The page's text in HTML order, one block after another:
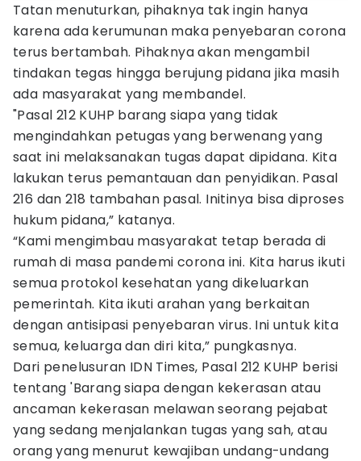
Tatan menuturkan, pihaknya tak ingin hanya
karena ada kerumunan maka penyebaran corona
terus bertambah. Pihaknya akan mengambil
tindakan tegas hingga berujung pidana jika masih
ada masyarakat yang membandel.
"Pasal 212 KUHP barang siapa yang tidak
mengindahkan petugas yang berwenang yang
saat ini melaksanakan tugas dapat dipidana. Kita
lakukan terus pemantauan dan penyidikan. Pasal
216 dan 218 tambahan pasal. Initinya bisa diproses
hukum pidana,” katanya.
“Kami mengimbau masyarakat tetap berada di
rumah di masa pandemi corona ini. Kita harus ikuti
semua protokol kesehatan yang dikeluarkan
pemerintah. Kita ikuti arahan yang berkaitan
dengan antisipasi penyebaran virus. Ini untuk kita
semua, keluarga dan diri kita,” pungkasnya.
Dari penelusuran IDN Times, Pasal 212 KUHP berisi
tentang 'Barang siapa dengan kekerasan atau
ancaman kekerasan melawan seorang pejabat
yang sedang menjalankan tugas yang sah, atau
orang yang menurut kewajiban undang-undang